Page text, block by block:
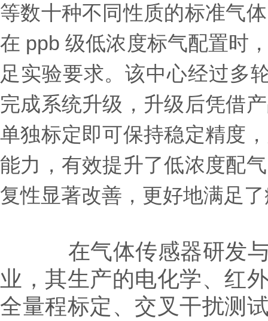
等数十种不同性质的标准气
在 ppb 级低浓度标气配置时
足实验要求。该中心经过多
完成系统升级，升级后凭借
单独标定即可保持稳定精度
能力，有效提升了低浓度配
复性显著改善，更好地满足
在气体传感器研发与
业，其生产的电化学、红
全量程标定、交叉干扰测